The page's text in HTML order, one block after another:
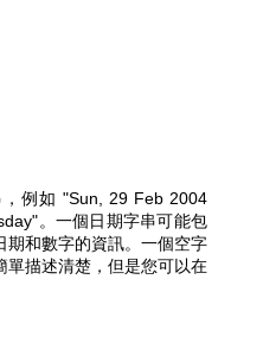
例如 "Sun, 29 Feb 2004
。一個日期字串可能包
期和數字的資訊。一個空字
單描述清楚，但是您可以在